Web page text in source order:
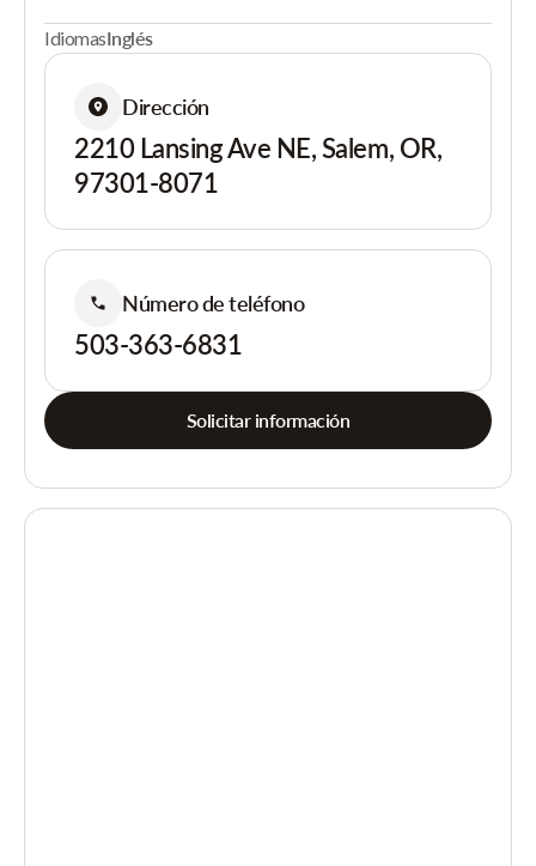
IdiomasInglés
Dirección
2210 Lansing Ave NE, Salem, OR,
97301-8071
Número de teléfono
503-363-6831
Solicitar información